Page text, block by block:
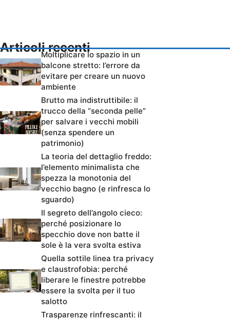
Articoli recenti
Moltiplicare lo spazio in un
balcone stretto: l’errore da
evitare per creare un nuovo
ambiente
Brutto ma indistruttibile: il
trucco della “seconda pelle”
per salvare i vecchi mobili
(senza spendere un
patrimonio)
La teoria del dettaglio freddo:
l’elemento minimalista che
spezza la monotonia del
vecchio bagno (e rinfresca lo
sguardo)
Il segreto dell’angolo cieco:
perché posizionare lo
specchio dove non batte il
sole è la vera svolta estiva
Quella sottile linea tra privacy
e claustrofobia: perché
liberare le finestre potrebbe
essere la svolta per il tuo
salotto
Trasparenze rinfrescanti: il